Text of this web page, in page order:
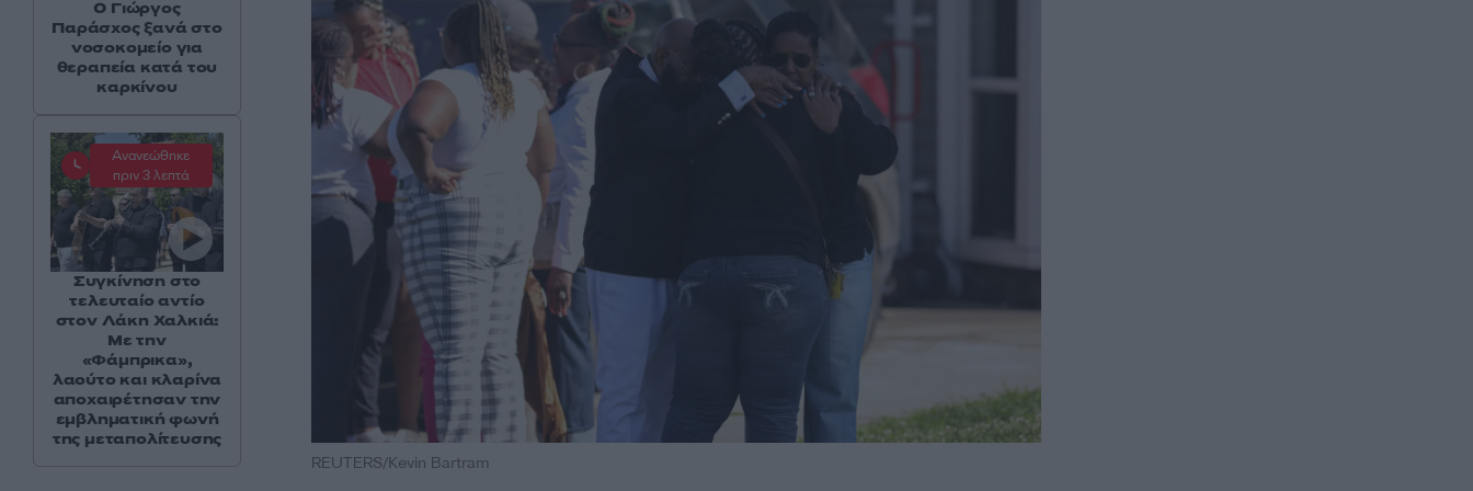
REUTERS/Kevin Bartram
O Γιώργος
Παράσχος ξανά στο
νοσοκομείο για
θεραπεία κατά του
καρκίνου
Ανανεώθηκε
πριν 3 λεπτά
Συγκίνηση στο
τελευταίο αντίο
στον Λάκη Χαλκιά:
Με την
«Φάμπρικα»,
λαούτο και κλαρίνα
αποχαιρέτησαν την
εμβληματική φωνή
της μεταπολίτευσης